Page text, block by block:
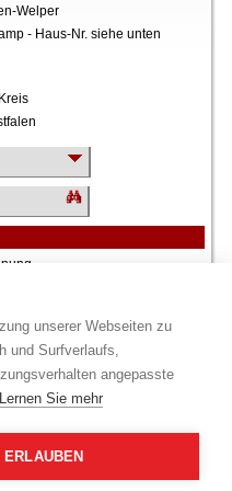
unserer Webseiten zu
und Surfverlaufs,
angepasste
Lernen Sie mehr
Welper
- Haus-Nr. siehe unten
= 1,66%, Aufteilungsplan Nr.